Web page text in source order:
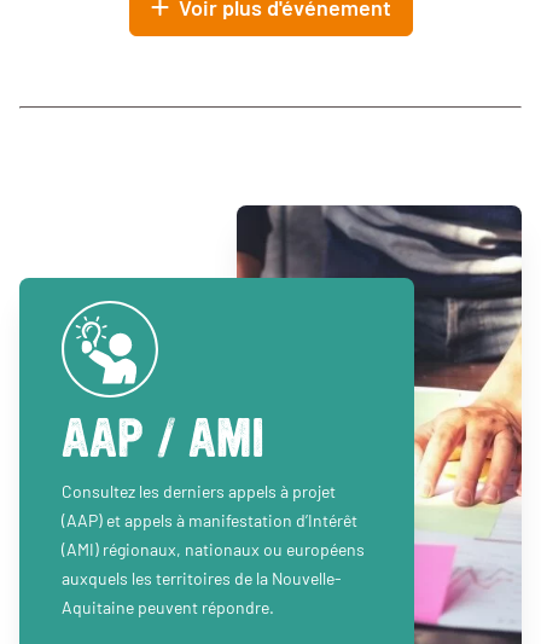
Voir plus d'événement
AAP / AMI
Consultez les derniers appels à projet
(AAP) et appels à manifestation d’Intérêt
(AMI) régionaux, nationaux ou européens
auxquels les territoires de la Nouvelle-
Aquitaine peuvent répondre.